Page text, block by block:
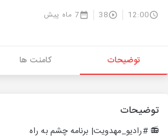
12:00
38 7 ماه پیش
توضیحات کامنت ها
توضیحات
📻 #رادیو_مهدویت| برنامه چشم به راه